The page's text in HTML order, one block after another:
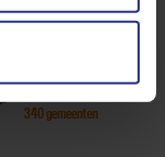
340 gemeenten